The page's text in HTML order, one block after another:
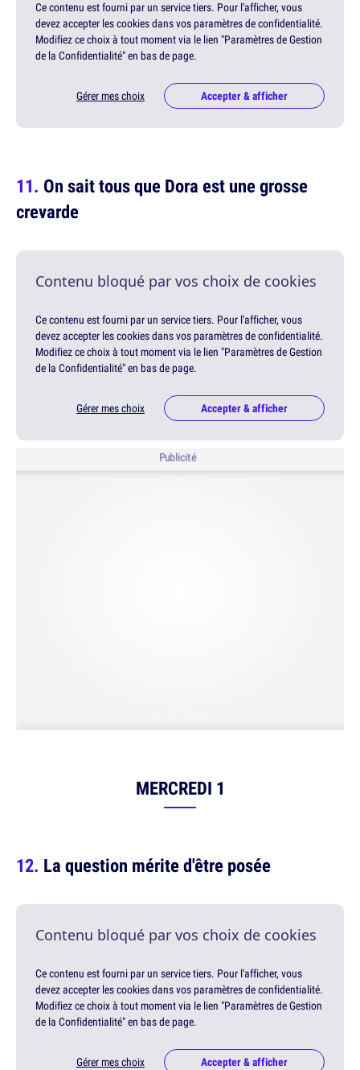
Ce contenu est fourni par un service tiers. Pour l'afficher, vous
devez accepter les cookies dans vos paramètres de confidentialité.
Modifiez ce choix à tout moment via le lien "Paramètres de Gestion
de la Confidentialité" en bas de page.
Gérer mes choix Accepter & afficher
On sait tous que Dora est une grosse
crevarde
Contenu bloqué par vos choix de cookies
Ce contenu est fourni par un service tiers. Pour l'afficher, vous
devez accepter les cookies dans vos paramètres de confidentialité.
Modifiez ce choix à tout moment via le lien "Paramètres de Gestion
de la Confidentialité" en bas de page.
Gérer mes choix Accepter & afficher
Publicité
MERCREDI 1
La question mérite d'être posée
Contenu bloqué par vos choix de cookies
Ce contenu est fourni par un service tiers. Pour l'afficher, vous
devez accepter les cookies dans vos paramètres de confidentialité.
Modifiez ce choix à tout moment via le lien "Paramètres de Gestion
de la Confidentialité" en bas de page.
Gérer mes choix Accepter & afficher